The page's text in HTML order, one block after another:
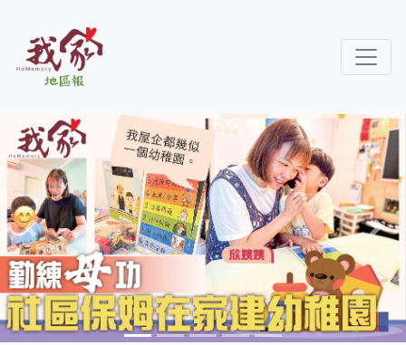
Previous Next